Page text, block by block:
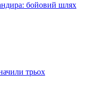
бойовий шлях
трьох